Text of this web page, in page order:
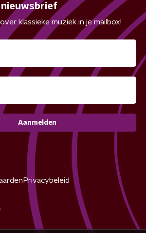
nieuwsbrief
klassieke muziek in je mailbox!
Aanmelden
Privacybeleid